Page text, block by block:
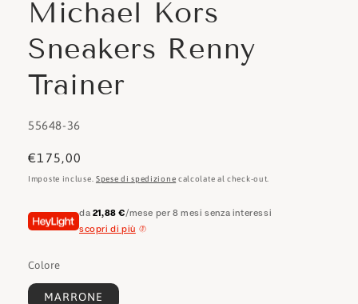
Michael Kors
Sneakers Renny
Trainer
SKU:
55648-36
Prezzo
di
€175,00
Imposte incluse. Spese di spedizione calcolate al check-out.
da 21,88 €/mese per 8 mesi senza interessi
scopri di più
Colore
MARRONE